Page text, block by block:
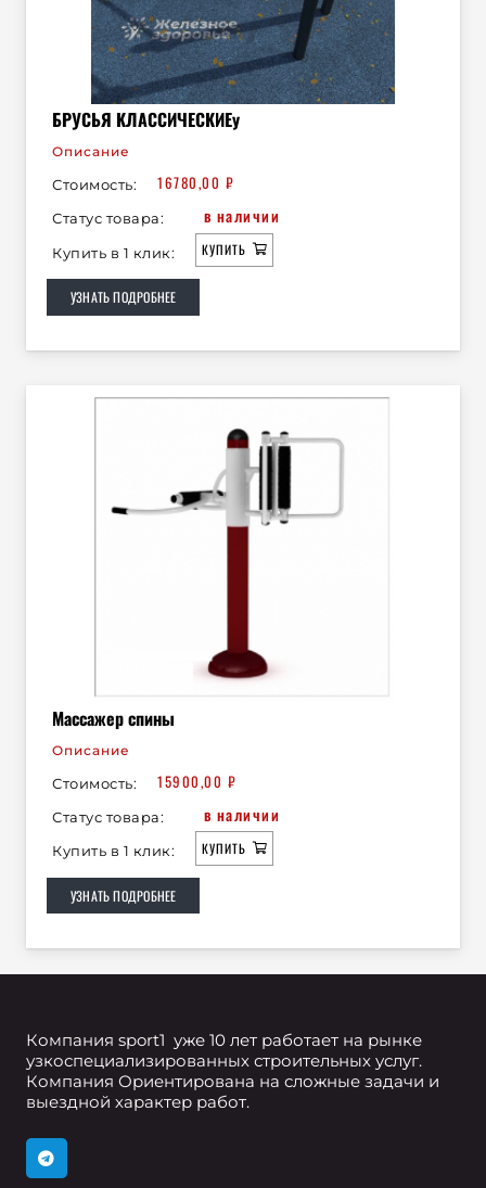
БРУСЬЯ КЛАССИЧЕСКИЕу
Описание
Стоимость: 16780,00 ₽
Статус товара: в наличии
Купить в 1 клик: КУПИТЬ
УЗНАТЬ ПОДРОБНЕЕ
Массажер спины
Описание
Стоимость: 15900,00 ₽
Статус товара: в наличии
Купить в 1 клик: КУПИТЬ
УЗНАТЬ ПОДРОБНЕЕ
Компания sport1 уже 10 лет работает на рынке
узкоспециализированных строительных услуг.
Компания Ориентирована на сложные задачи и
выездной характер работ.